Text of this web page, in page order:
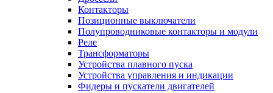
Контакторы
Позиционные выключатели
Полупроводниковые контакторы и модули
Реле
Трансформаторы
Устройства плавного пуска
Устройства управления и индикации
Фидеры и пускатели двигателей